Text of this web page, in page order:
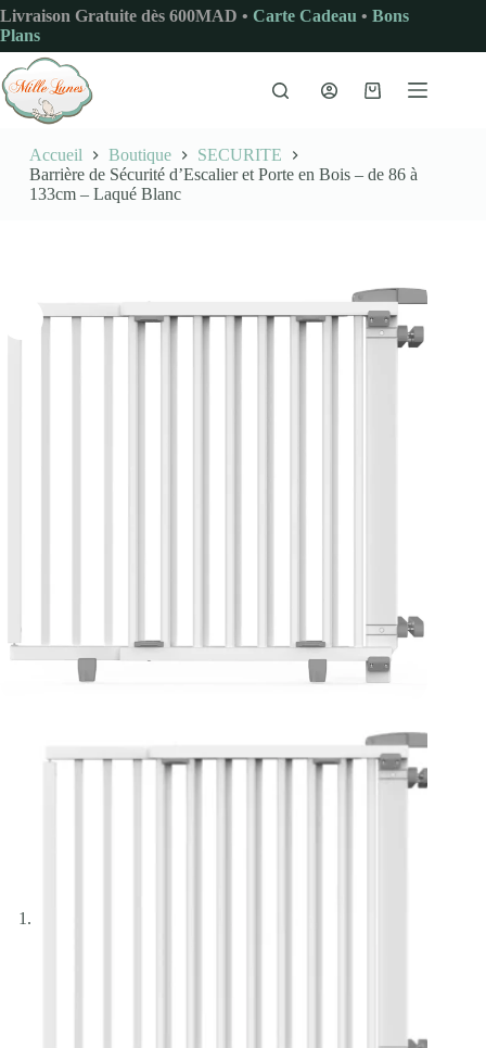
Passer
au
contenu
Livraison Gratuite dès 600MAD • Carte Cadeau • Bons
Plans
Panier
Accueil Boutique
SECURITE
Barrière de Sécurité d’Escalier et Porte en Bois – de 86 à
133cm – Laqué Blanc